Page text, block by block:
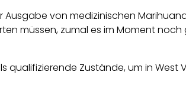
Ausgabe von medizinischen
müssen, zumal es im Moment noch
qualifizierende Zustände, um in West